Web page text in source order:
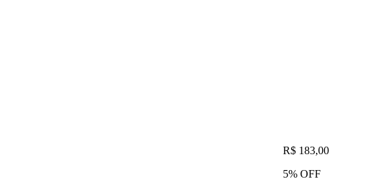
R$ 183,00
5% OFF